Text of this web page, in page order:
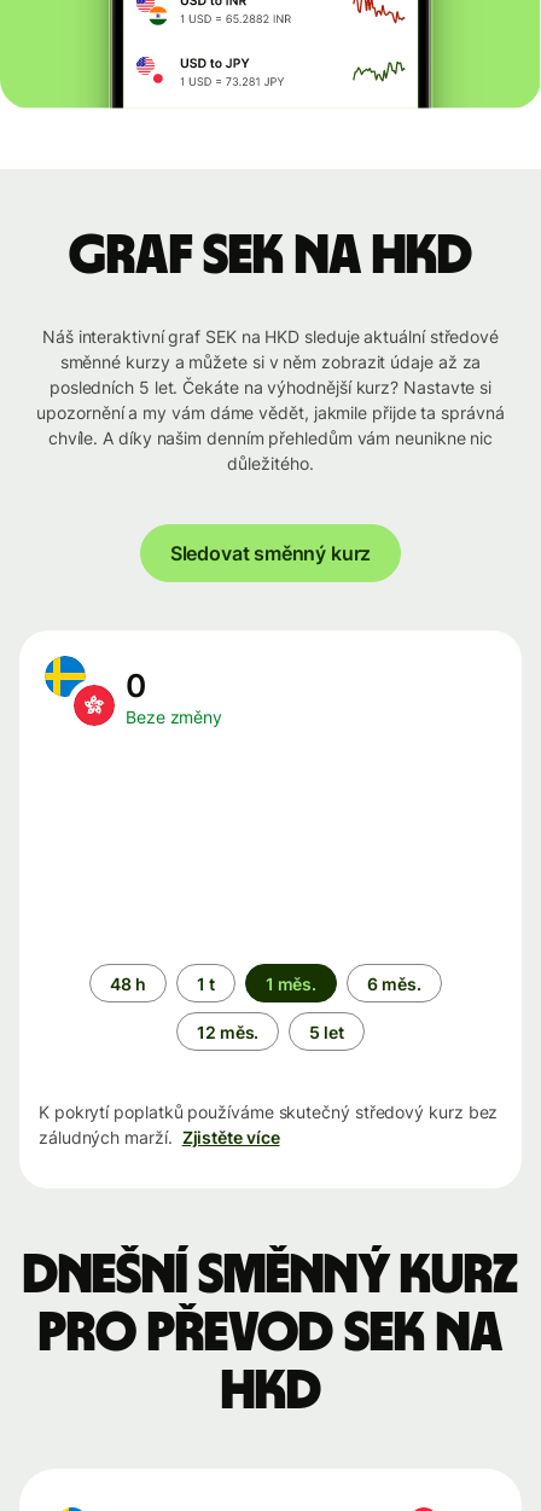
graf SEK na HKD
Náš interaktivní graf SEK na HKD sleduje aktuální středové
směnné kurzy a můžete si v něm zobrazit údaje až za
posledních 5 let. Čekáte na výhodnější kurz? Nastavte si
upozornění a my vám dáme vědět, jakmile přijde ta správná
chvíle. A díky našim denním přehledům vám neunikne nic
důležitého.
Sledovat směnný kurz
0
Beze změny
Časové
období
48 h 1 t 1 měs. 6 měs.
12 měs. 5 let
K pokrytí poplatků používáme skutečný středový kurz bez
záludných marží. Zjistěte více
Dnešní směnný kurz
pro převod SEK na
HKD